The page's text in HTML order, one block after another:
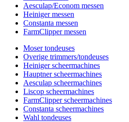
Aesculap/Econom messen
Heiniger messen
Constanta messen
FarmClipper messen
Moser tondeuses
Overige trimmers/tondeuses
Heiniger scheermachines
Hauptner scheermachines
Aesculap scheermachines
Liscop scheermachines
FarmClipper scheermachines
Constanta scheermachines
Wahl tondeuses